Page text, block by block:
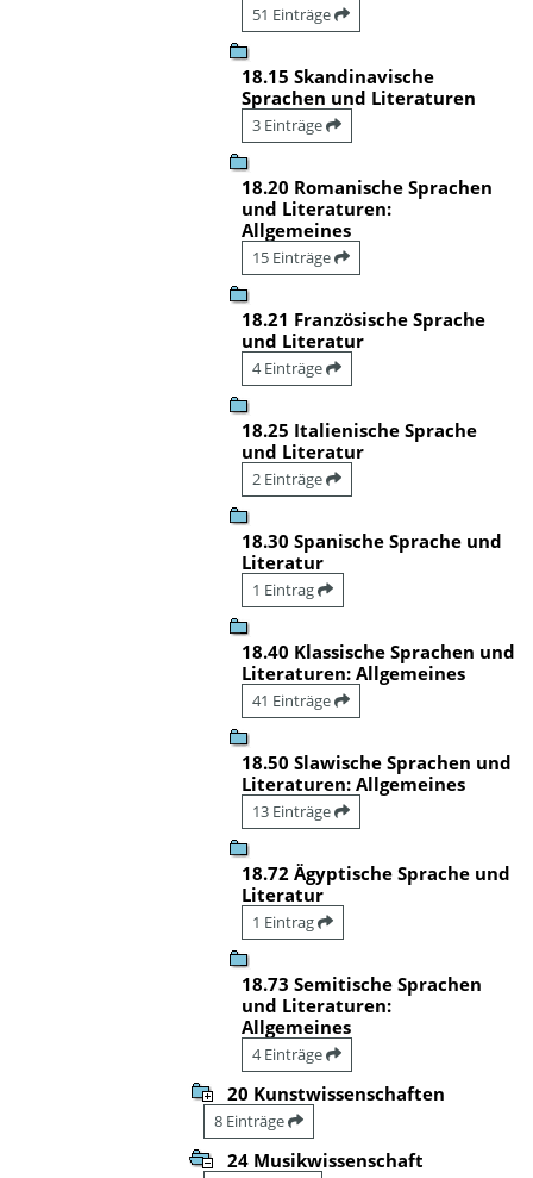
51 Einträge
18.15 Skandinavische
Sprachen und Literaturen
3 Einträge
18.20 Romanische Sprachen
und Literaturen:
Allgemeines
15 Einträge
18.21 Französische Sprache
und Literatur
4 Einträge
18.25 Italienische Sprache
und Literatur
2 Einträge
18.30 Spanische Sprache und
Literatur
1 Eintrag
18.40 Klassische Sprachen und
Literaturen: Allgemeines
41 Einträge
18.50 Slawische Sprachen und
Literaturen: Allgemeines
13 Einträge
18.72 Ägyptische Sprache und
Literatur
1 Eintrag
18.73 Semitische Sprachen
und Literaturen:
Allgemeines
4 Einträge
20 Kunstwissenschaften
8 Einträge
24 Musikwissenschaft